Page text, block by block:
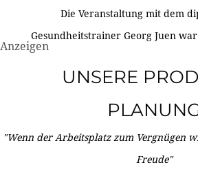
Die Veranstaltung mit dem
Gesundheitstrainer Georg Juen
Anzeigen
UNSERE
"Wenn der Arbeitsplatz zum Vergnügen
Freude"